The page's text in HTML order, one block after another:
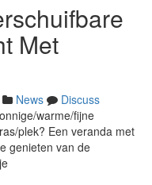
Met
News
Discuss
warme/fijne
plek? Een veranda met
genieten van de